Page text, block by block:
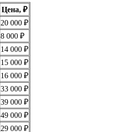
Цена, ₽
20 000 ₽
8 000 ₽
14 000 ₽
15 000 ₽
16 000 ₽
33 000 ₽
39 000 ₽
49 000 ₽
29 000 ₽